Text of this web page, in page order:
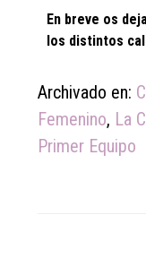
En breve os
los distintos
Archivado en:
Femenino, La
Primer Equipo